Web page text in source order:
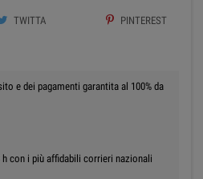
TWITTA PINTEREST
e dei pagamenti garantita al 100% da
con i più affidabili corrieri nazionali